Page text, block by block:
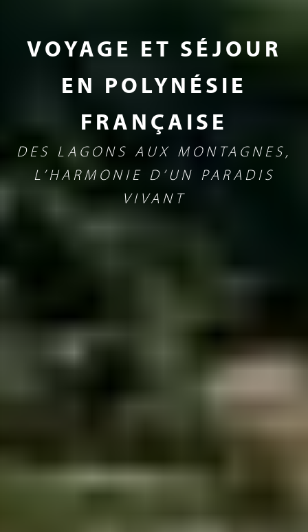
VOYAGE ET SÉJOUR
EN POLYNÉSIE
FRANÇAISE
DES LAGONS AUX MONTAGNES,
L’HARMONIE D’UN PARADIS
VIVANT